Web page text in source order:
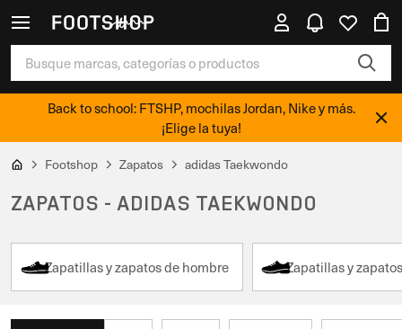
Back to school: FTSHP, mochilas Jordan, Nike y más.
¡Elige la tuya!
Footshop Zapatos adidas Taekwondo
ZAPATOS - ADIDAS TAEKWONDO
Zapatillas y zapatos de hombre Zapatillas y